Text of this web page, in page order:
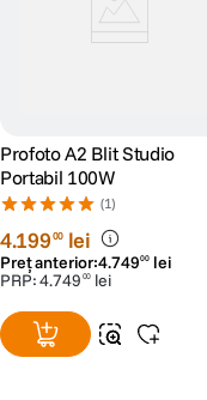
Profoto A2 Blit Studio
Portabil 100W
(1)
4.19900 lei
Preț anterior:4.74900 lei
PRP:4.749 00 lei